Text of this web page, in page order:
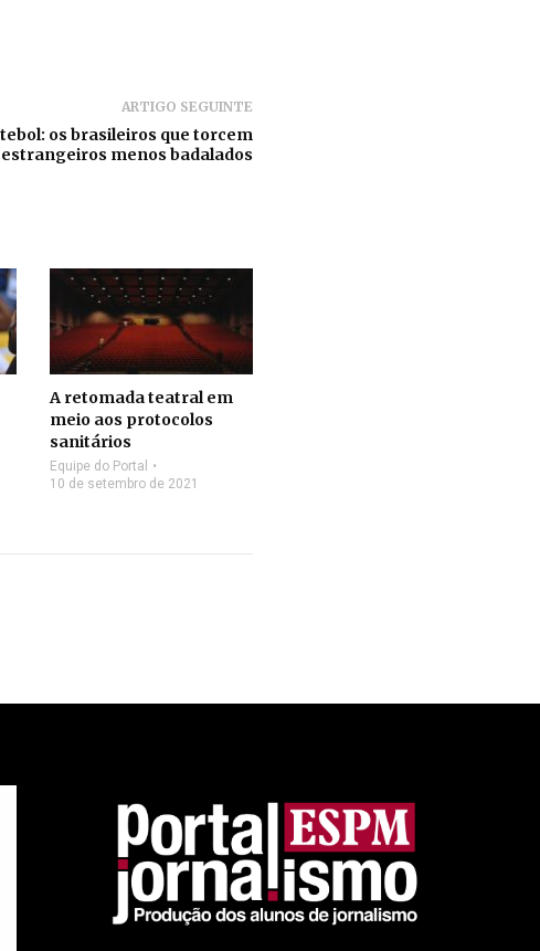
ARTIGO SEGUINTE
os brasileiros que torcem
menos badalados
A retomada teatral em
meio aos protocolos
sanitários
Equipe do Portal
10 de setembro de 2021